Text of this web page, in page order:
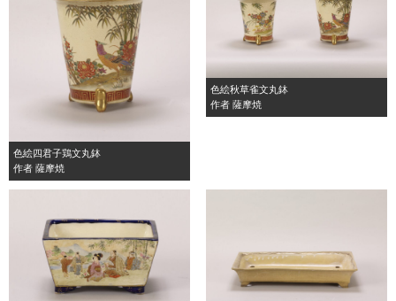
色絵四君子鶏文丸鉢
作者 薩摩焼
色絵秋草雀文丸鉢
作者 薩摩焼